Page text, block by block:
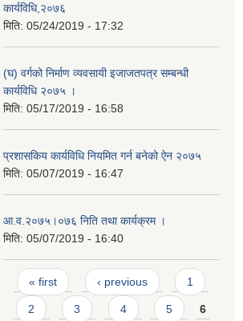
कार्यविधि,२०७६
मिति: 05/24/2019 - 17:32
(घ) वर्गको निर्माण व्यवसायी इजाजतपत्र सम्बन्धी
कार्यविधि २०७५ ।
मिति: 05/17/2019 - 16:58
प्रशासकिय कार्यविधि नियमित गर्न बनेको ऐन २०७५
मिति: 05/07/2019 - 16:47
आ.व.२०७५।०७६ निति तथा कार्यक्रम ।
मिति: 05/07/2019 - 16:40
Pages
« first ‹ previous 1
2 3 4 5 6